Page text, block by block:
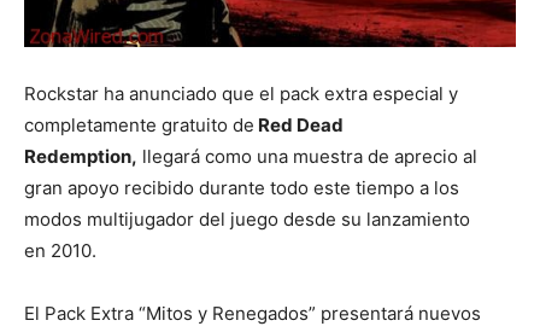
Rockstar ha anunciado que el pack extra especial y
completamente gratuito de Red Dead
Redemption, llegará como una muestra de aprecio al
gran apoyo recibido durante todo este tiempo a los
modos multijugador del juego desde su lanzamiento
en 2010.
El Pack Extra “Mitos y Renegados” presentará nuevos